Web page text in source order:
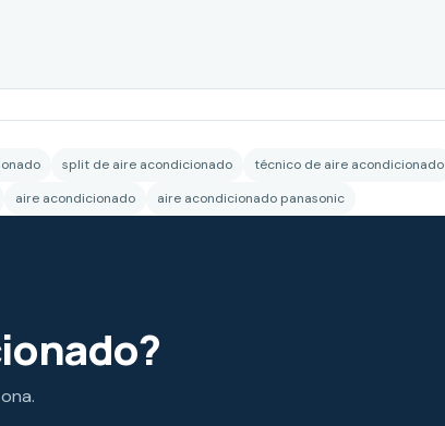
split de aire acondicionado técnico de aire acondicionado
aire acondicionado aire acondicionado panasonic